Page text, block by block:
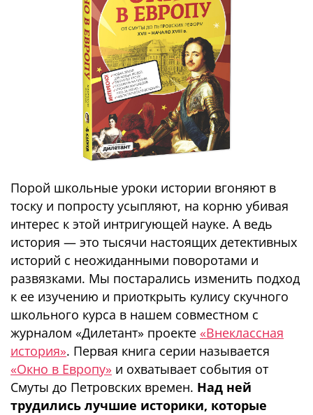
Порой школьные уроки истории вгоняют в
тоску и попросту усыпляют, на корню убивая
интерес к этой интригующей науке. А ведь
история — это тысячи настоящих детективных
историй с неожиданными поворотами и
развязками. Мы постарались изменить подход
к ее изучению и приоткрыть кулису скучного
школьного курса в нашем совместном с
журналом «Дилетант» проекте «Внеклассная
история». Первая книга серии называется
«Окно в Европу» и охватывает события от
Смуты до Петровских времен. Над ней
трудились лучшие историки, которые